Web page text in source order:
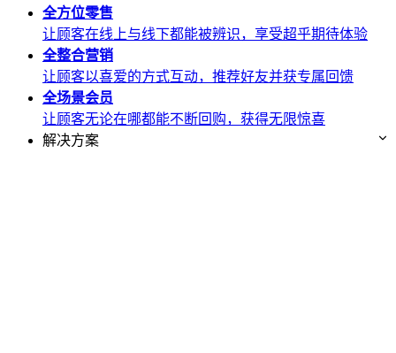
全方位零售
让顾客在线上与线下都能被辨识，享受超乎期待体验
全整合营销
让顾客以喜爱的方式互动，推荐好友并获专属回馈
全场景会员
让顾客无论在哪都能不断回购，获得无限惊喜
解决方案